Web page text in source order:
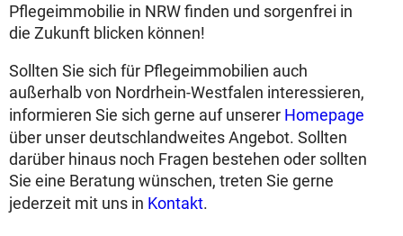
Pflegeimmobilie in NRW finden und sorgenfrei in
die Zukunft blicken können!
Sollten Sie sich für Pflegeimmobilien auch
außerhalb von Nordrhein-Westfalen interessieren,
informieren Sie sich gerne auf unserer Homepage
über unser deutschlandweites Angebot. Sollten
darüber hinaus noch Fragen bestehen oder sollten
Sie eine Beratung wünschen, treten Sie gerne
jederzeit mit uns in Kontakt.